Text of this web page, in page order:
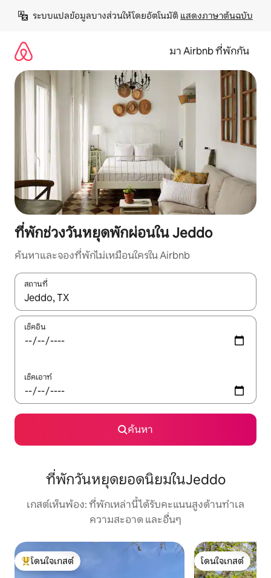
เนื้อหา
ระบบแปลข้อมูลบางส่วนให้โดยอัตโนมัติ แสดงภาษาต้นฉบับ
มา Airbnb ที่พักกัน
ที่พักช่วงวันหยุดพักผ่อนใน Jeddo
ค้นหาและจองที่พักไม่เหมือนใครใน Airbnb
สถานที่
ใช้ลูกศรขึ้นลง หรือใช้การสัมผัสหรือปัด เพื่อสำรวจผลการค้นหา
เช็คอิน
เช็คเอาท์
ค้นหา
ที่พักวันหยุดยอดนิยมในJeddo
เกสต์เห็นพ้อง: ที่พักเหล่านี้ได้รับคะแนนสูงด้านทำเล
ความสะอาด และอื่นๆ
โดนใจเกสต์ที่สุด
โดนใจเกสต์
โดนใจเกสต์
โดนใจเกสต์